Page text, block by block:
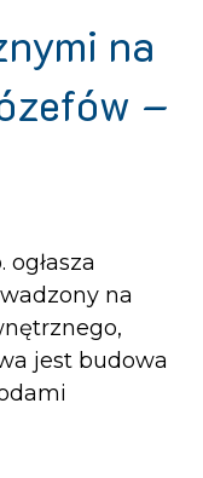
na
–
ogłasza
na
jest budowa